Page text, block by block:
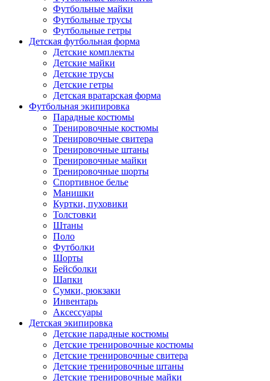
Футбольные майки
Футбольные трусы
Футбольные гетры
Детская футбольная форма
Детские комплекты
Детские майки
Детские трусы
Детские гетры
Детская вратарская форма
Футбольная экипировка
Парадные костюмы
Тренировочные костюмы
Тренировочные свитера
Тренировочные штаны
Тренировочные майки
Тренировочные шорты
Спортивное белье
Манишки
Куртки, пуховики
Толстовки
Штаны
Поло
Футболки
Шорты
Бейсболки
Шапки
Сумки, рюкзаки
Инвентарь
Аксессуары
Детская экипировка
Детские парадные костюмы
Детские тренировочные костюмы
Детские тренировочные свитера
Детские тренировочные штаны
Детские тренировочные майки